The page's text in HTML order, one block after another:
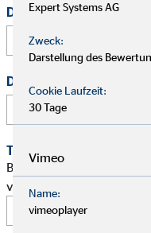
Deine E-Mail Adresse
Deine Telefonnummer
Terminwunsch
Bitte schlage mir einen
vor.
Expert Systems AG
Zweck:
Darstellung des
Cookie Laufzeit:
30 Tage
Vimeo
Name:
vimeoplayer